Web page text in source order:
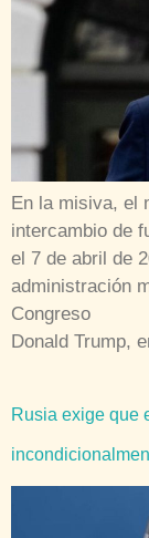
En la misiva, el
intercambio de
el 7 de abril de
administración
Congreso El
Donald Trump,
Rusia exige que